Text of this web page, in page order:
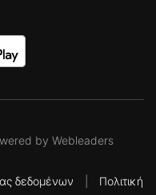
by Webleaders
δεδομένων
Πολιτική